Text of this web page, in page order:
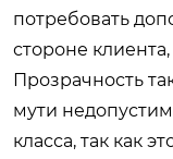
потребовать
стороне
Прозрачность
мути
класса, так как